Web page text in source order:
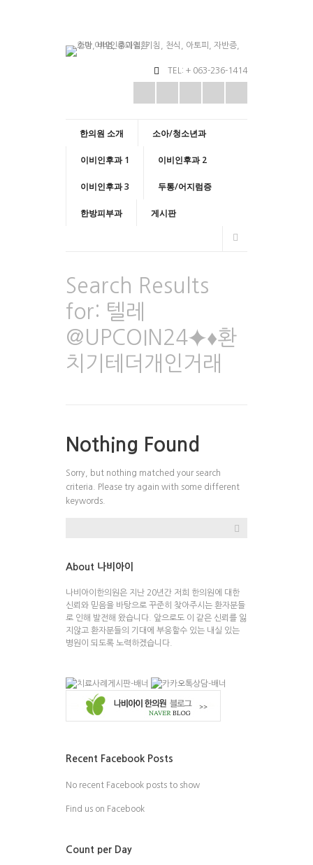
TEL: + 063-236-1414
한의원 소개 소아/청소년과
이비인후과 1 이비인후과 2
이비인후과 3 두통/어지럼증
한방피부과 게시판
Search Results
for: 텔레
@UPCOIN24⯌♦환
치기테더개인거래
Nothing Found
Sorry, but nothing matched your search
criteria. Please try again with some different
keywords.
About 나비아이
나비아이한의원은 지난 20년간 저희 한의원에 대한
신뢰와 믿음을 바탕으로 꾸준히 찾아주시는 환자분들
로 인해 발전해 왔습니다. 앞으로도 이 같은 신뢰를 잃
지않고 환자분들의 기대에 부응할수 있는 내실 있는
병원이 되도록 노력하겠습니다.
Recent Facebook Posts
No recent Facebook posts to show
Find us on Facebook
Count per Day